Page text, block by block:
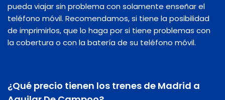
pueda viajar sin problema con solamente enseñar el
teléfono móvil. Recomendamos, si tiene la posibilidad
de imprimirlos, que lo haga por si tiene problemas con
la cobertura o con la batería de su teléfono móvil.
¿Qué precio tienen los trenes de Madrid a